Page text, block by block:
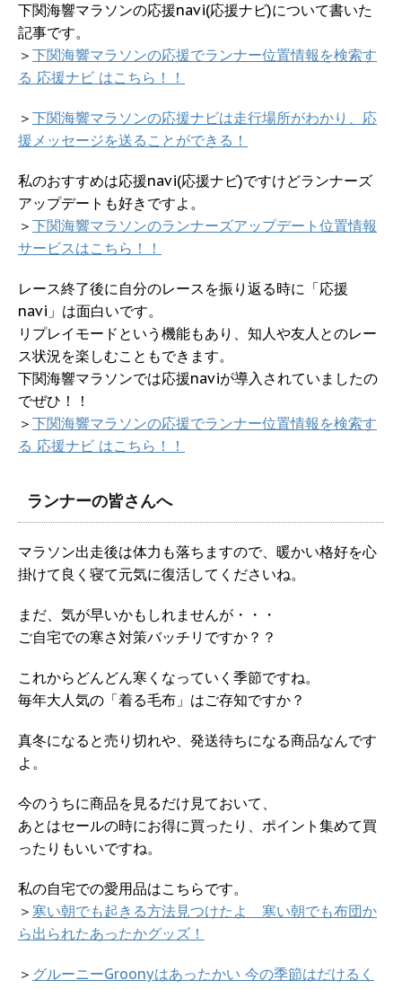
下関海響マラソンの応援navi(応援ナビ)について書いた
記事です。
＞ 下関海響マラソンの応援でランナー位置情報を検索す
る 応援ナビ はこちら！！
＞ 下関海響マラソンの応援ナビは走行場所がわかり、応
援メッセージを送ることができる！
私のおすすめは応援navi(応援ナビ)ですけどランナーズ
アップデートも好きですよ。
＞ 下関海響マラソンのランナーズアップデート位置情報
サービスはこちら！！
レース終了後に自分のレースを振り返る時に「応援
navi」は面白いです。
リプレイモードという機能もあり、知人や友人とのレー
ス状況を楽しむこともできます。
下関海響マラソンでは応援naviが導入されていましたの
でぜひ！！
＞ 下関海響マラソンの応援でランナー位置情報を検索す
る 応援ナビ はこちら！！
ランナーの皆さんへ
マラソン出走後は体力も落ちますので、暖かい格好を心
掛けて良く寝て元気に復活してくださいね。
まだ、気が早いかもしれませんが・・・
ご自宅での寒さ対策バッチリですか？？
これからどんどん寒くなっていく季節ですね。
毎年大人気の「着る毛布」はご存知ですか？
真冬になると売り切れや、発送待ちになる商品なんです
よ。
今のうちに商品を見るだけ見ておいて、
あとはセールの時にお得に買ったり、ポイント集めて買
ったりもいいですね。
私の自宅での愛用品はこちらです。
＞ 寒い朝でも起きる方法見つけたよ 寒い朝でも布団か
ら出られたあったかグッズ！
＞ グルーニーGroonyはあったかい 今の季節はだけるく